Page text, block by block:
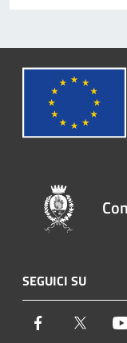
SEGUICI SU
Facebook Twitter